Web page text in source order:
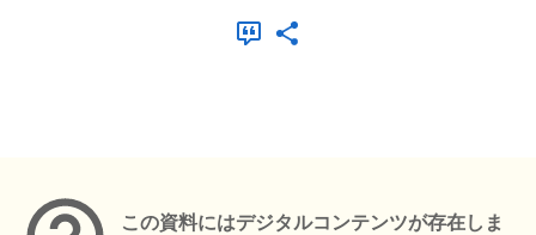
この資料にはデジタルコンテンツが存在しま